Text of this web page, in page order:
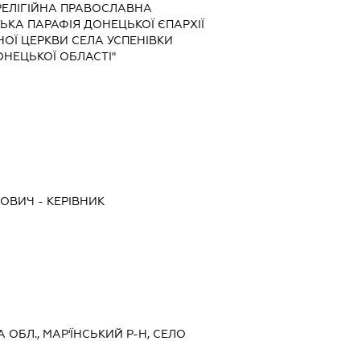
ПРАВОСЛАВНА
ПАРАФІЯ ДОНЕЦЬКОЇ ЄПАРХІЇ
ЦЕРКВИ СЕЛА УСПЕНІВКИ
ОБЛАСТІ"
- КЕРІВНИК
ОБЛ., МАР'ЇНСЬКИЙ Р-Н, СЕЛО